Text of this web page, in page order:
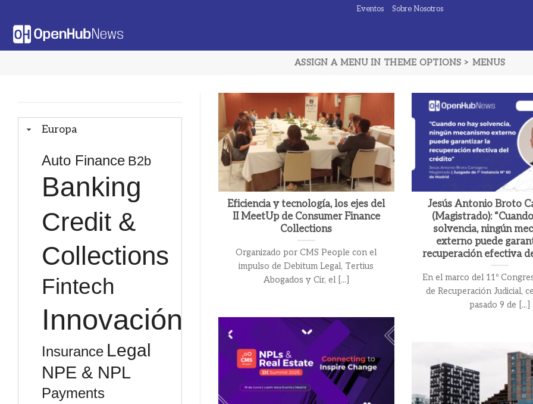
contenido
Eventos Sobre Nosotros
ASSIGN A MENU IN THEME OPTIONS > MENUS
Europa
Auto Finance B2b
Banking
Credit &
Collections
Fintech
Innovación
Insurance Legal
NPE & NPL
Payments
Eficiencia y tecnología, los ejes del
II MeetUp de Consumer Finance
Collections
Organizado por CMS People con el
impulso de Debitum Legal, Tertius
Abogados y Cir, el [...]
Jesús Antonio Broto
(Magistrado):
solvencia, ningún
externo puede
recuperación efectiva
En el marco del 11º
de Recuperación Judicial,
pasado 9 de [...]